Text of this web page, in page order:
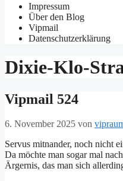
Impressum
Über den Blog
Vipmail
Datenschutzerklärung
Dixie-Klo-
Vipmail 524
6. November 2025 von
Servus mitnander, noch nicht
Da möchte man sogar mal
Ärgernis, das man sich